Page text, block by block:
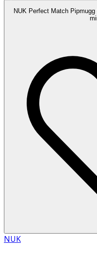
NUK Perfect Match
NUK